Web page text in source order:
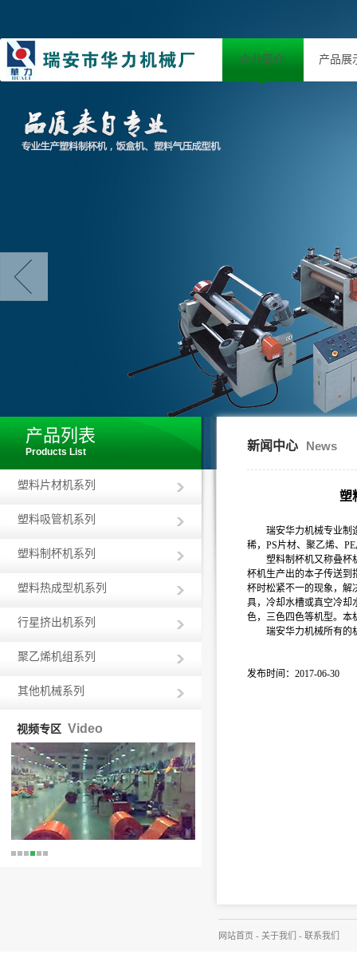
企业简介 产品展
产品列表
Products List
塑料片材机系列
塑料吸管机系列
塑料制杯机系列
塑料热成型机系列
行星挤出机系列
聚乙烯机组系列
其他机械系列
视频专区 Video
新闻中心 News
塑
瑞安华力机械专业制造
稀，PS片材、聚乙烯、
塑料制杯机又称叠杯机
杯机生产出的本子传送到
杯时松紧不一的现象，解
具，冷却水槽或真空冷却
色，三色四色等机型。
瑞安华力机械所有的机
发布时间：2017-06-30
网站首页 - 关于我们 - 联系我们